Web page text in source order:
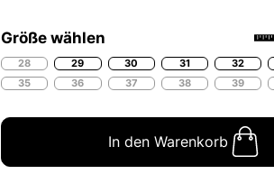
Größe wählen
28 29 30 31 32
35
36 37 38 39
In den Warenkorb